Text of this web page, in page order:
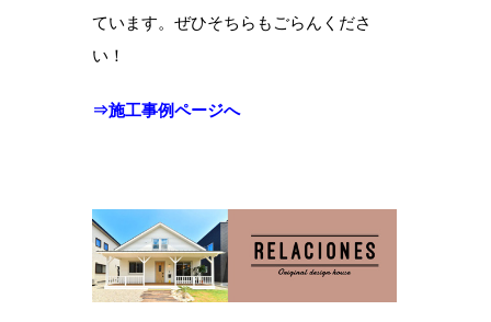
ています。ぜひそちらもごらんくださ
い！
⇒施工事例ページへ